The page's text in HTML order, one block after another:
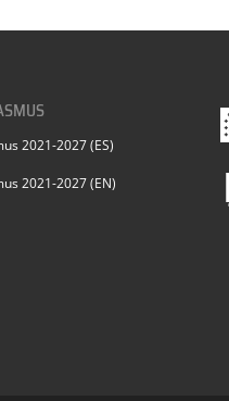
2021-2027 (ES)
2021-2027 (EN)